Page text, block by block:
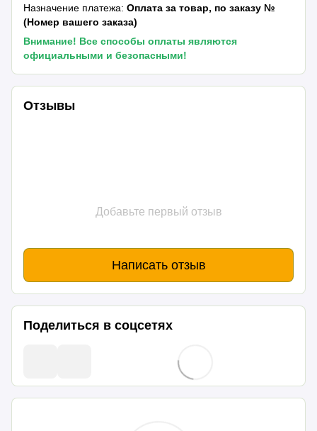
Назначение платежа:Оплата за товар, по заказу №
(Номер вашего заказа)
Внимание! Все способы оплаты являются
официальными и безопасными!
Отзывы
Добавьте первый отзыв
Написать отзыв
Поделиться в соцсетях